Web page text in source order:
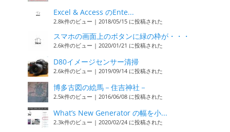
Excel & Access のEnte...
2.8k件のビュー | 2018/05/15 に投稿された
スマホの画面上のボタンに緑の枠が・・・
2.6k件のビュー | 2020/01/21 に投稿された
D80イメージセンサー清掃
2.6k件のビュー | 2019/09/14 に投稿された
博多古図の絵馬－住吉神社－
2.5k件のビュー | 2016/06/08 に投稿された
What’s New Generator の幅を小...
2.3k件のビュー | 2020/02/24 に投稿された